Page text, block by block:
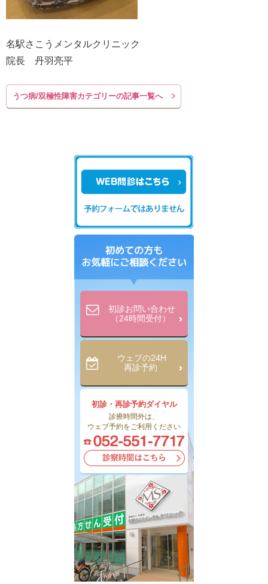
名駅さこうメンタルクリニック
院長 丹羽亮平
うつ病/双極性障害カテゴリーの記事一覧へ
初診お問い合わせ
（24時間受付）
ウェブの24H
再診予約
初診・再診予約ダイヤル
診療時間外は、
ウェブ予約をご利用ください